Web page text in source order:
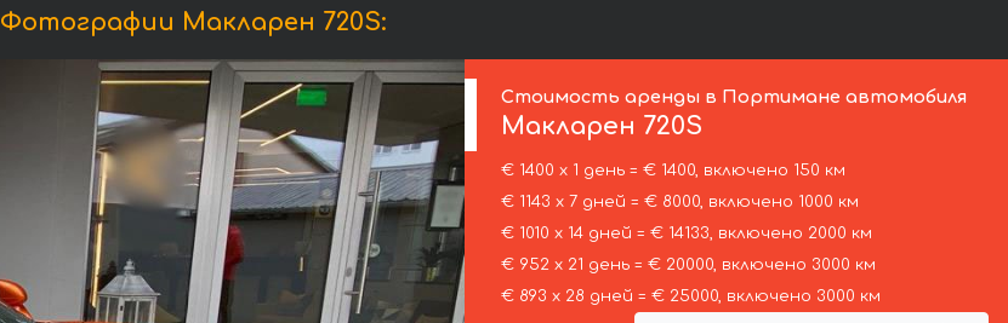
Фотографии Макларен 720S:
Стоимость аренды в Портимане автомобиля
Макларен 720S
€ 1400 х 1 день = € 1400, включено 150 км
€ 1143 х 7 дней = € 8000, включено 1000 км
€ 1010 х 14 дней = € 14133, включено 2000 км
€ 952 х 21 день = € 20000, включено 3000 км
€ 893 х 28 дней = € 25000, включено 3000 км